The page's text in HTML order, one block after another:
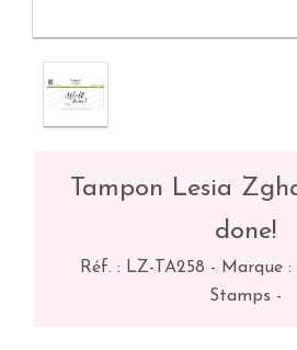
Tampon Lesia
done!
Réf. : LZ-TA258 - Marque
Stamps -